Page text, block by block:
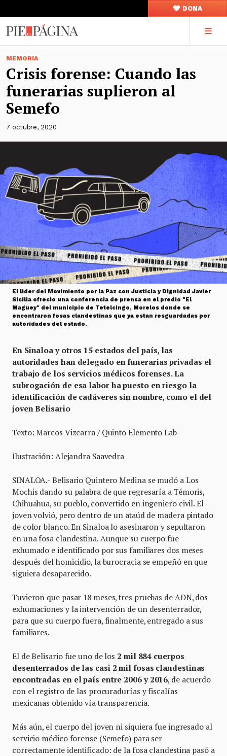
DONA
MEMORIA
Crisis forense: Cuando las
funerarias suplieron al
Semefo
7 octubre, 2020
El lider del Movimiento por la Paz con Justicia y Dignidad Javier
Sicilia ofrecio una conferencia de prensa en el predio "El
Maguey" del municipio de Tetelcingo, Morelos donde se
encontraron fosas clandestinas que ya estan resguardadas por
autoridades del estado.
En Sinaloa y otros 15 estados del país, las
autoridades han delegado en funerarias privadas el
trabajo de los servicios médicos forenses. La
subrogación de esa labor ha puesto en riesgo la
identificación de cadáveres sin nombre, como el del
joven Belisario
Texto: Marcos Vizcarra / Quinto Elemento Lab
Ilustración: Alejandra Saavedra
SINALOA.- Belisario Quintero Medina se mudó a Los
Mochis dando su palabra de que regresaría a Témoris,
Chihuahua, su pueblo, convertido en ingeniero civil. El
joven volvió, pero dentro de un ataúd de madera pintado
de color blanco. En Sinaloa lo asesinaron y sepultaron
en una fosa clandestina. Aunque su cuerpo fue
exhumado e identificado por sus familiares dos meses
después del homicidio, la burocracia se empeñó en que
siguiera desaparecido.
Tuvieron que pasar 18 meses, tres pruebas de ADN, dos
exhumaciones y la intervención de un desenterrador,
para que su cuerpo fuera, finalmente, entregado a sus
familiares.
El de Belisario fue uno de los 2 mil 884 cuerpos
desenterrados de las casi 2 mil fosas clandestinas
encontradas en el país entre 2006 y 2016, de acuerdo
con el registro de las procuradurías y fiscalías
mexicanas obtenido vía transparencia.
Más aún, el cuerpo del joven ni siquiera fue ingresado al
servicio médico forense (Semefo) para ser
correctamente identificado: de la fosa clandestina pasó a